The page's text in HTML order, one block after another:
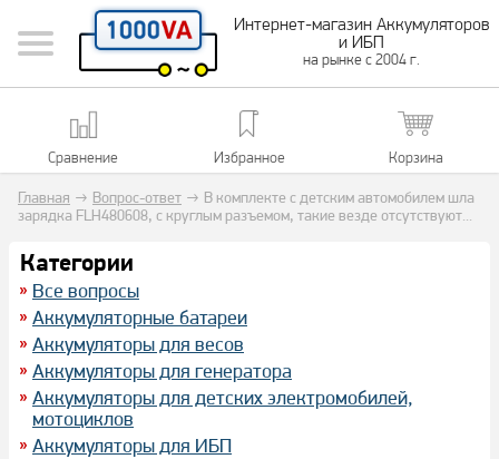
Интернет-магазин Аккумуляторов
и ИБП
на рынке с 2004 г.
Сравнение Избранное Корзина
Главная → Вопрос-ответ → В комплекте с детским автомобилем шла
зарядка FLH480608, с круглым разъемом, такие везде отсутствуют...
Категории
Все вопросы
Аккумуляторные батареи
Аккумуляторы для весов
Аккумуляторы для генератора
Аккумуляторы для детских электромобилей,
мотоциклов
Аккумуляторы для ИБП